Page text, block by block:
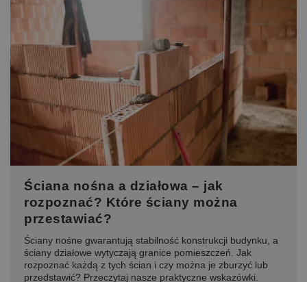
Ściana nośna a działowa – jak
rozpoznać? Które ściany można
przestawiać?
Ściany nośne gwarantują stabilność konstrukcji budynku, a
ściany działowe wytyczają granice pomieszczeń. Jak
rozpoznać każdą z tych ścian i czy można je zburzyć lub
przedstawić? Przeczytaj nasze praktyczne wskazówki.